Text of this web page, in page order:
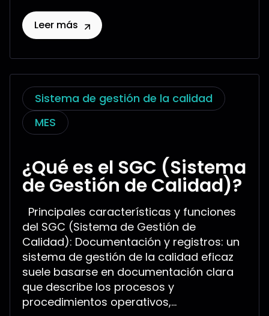
Leer más
Sistema de gestión de la calidad
MES
¿Qué es el SGC (Sistema
de Gestión de Calidad)?
Principales características y funciones
del SGC (Sistema de Gestión de
Calidad): Documentación y registros: un
sistema de gestión de la calidad eficaz
suele basarse en documentación clara
que describe los procesos y
procedimientos operativos,...